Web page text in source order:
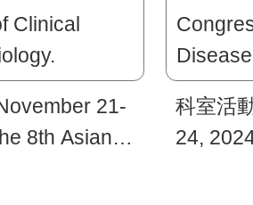
21-
8th Asian
科室活
24,